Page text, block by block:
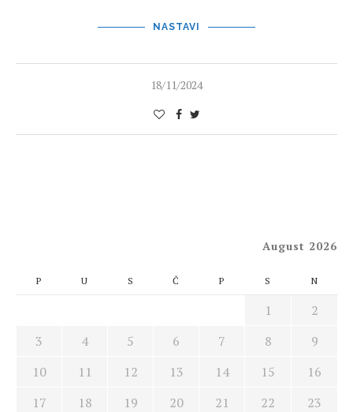
NASTAVI
18/11/2024
August 2026
P U S Č P S N
1
2
3
4 5 6 7 8
9
10
11 12 13 14 15
16
17
18 19 20 21 22
23